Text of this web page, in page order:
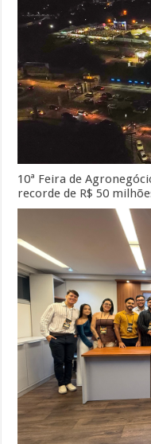
10ª Feira de
recorde de R$ 50